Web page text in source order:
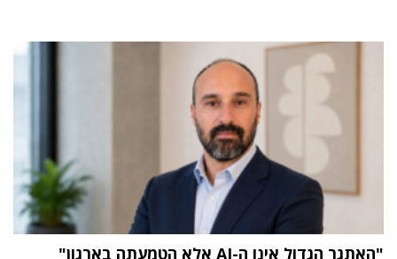
"האתגר הגדול אינו ה-AI אלא הטמעתה בארגון"